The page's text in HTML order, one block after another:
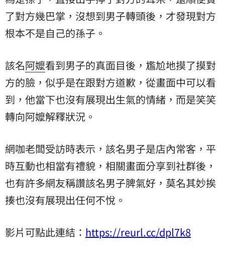
了對方幾巴掌，沒想到男子轉頭後，才發現對方
根本不是自己的孫子。
該名阿嬤看到男子的真面目後，尷尬地摸了摸對
方的臉，似乎是在跟對方道歉，從畫面中可以看
到，他當下也沒有展現出生氣的情緒，而是笑笑
轉向阿嬤解釋狀況。
網咖老闆受訪時表示，該名男子是店內常客，平
時互動也相當有禮貌，相關畫面分享到社群後，
也有許多網友稱讚該名男子脾氣好，莫名其妙挨
揍也沒有展現出任何不悅。
影片可點此連結： https://reurl.cc/dpl7k8